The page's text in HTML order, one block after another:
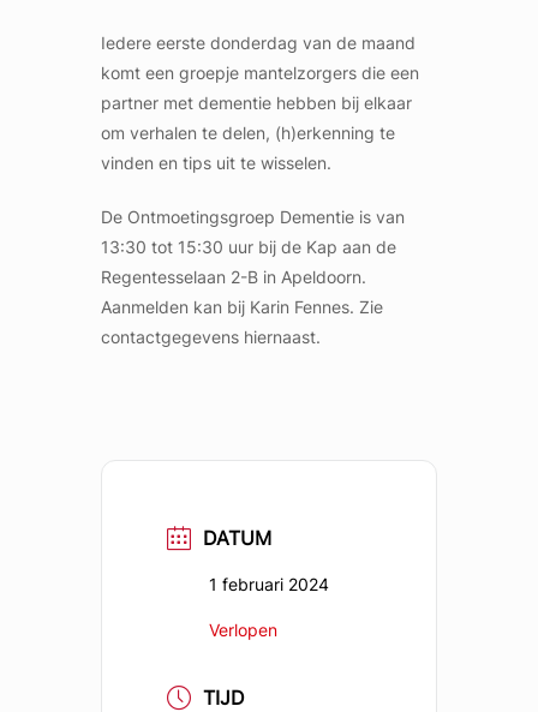
Iedere eerste donderdag van de maand
komt een groepje mantelzorgers die een
partner met dementie hebben bij elkaar
om verhalen te delen, (h)erkenning te
vinden en tips uit te wisselen.
De Ontmoetingsgroep Dementie is van
13:30 tot 15:30 uur bij de Kap aan de
Regentesselaan 2-B in Apeldoorn.
Aanmelden kan bij Karin Fennes. Zie
contactgegevens hiernaast.
DATUM
1 februari 2024
Verlopen
TIJD